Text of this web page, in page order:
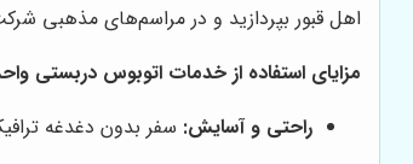
اهل قبور بپردازید و در مراسم‌های مذهبی
مزایای استفاده از خدمات اتوبوس
راحتی و آسایش: سفر بدون دغدغه